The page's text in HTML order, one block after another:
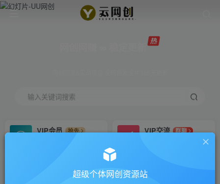
输入关键词搜索
VIP会员
抢先
VIP交流
群聊
研究探讨更多创业项目路子。
会员专属推广链接
招募站长
超级个体网创资源站